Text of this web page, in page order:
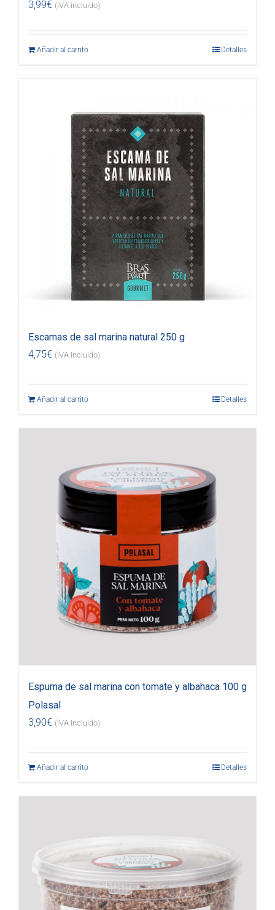
3,99€ (IVA incluido)
Añadir al carrito Detalles
Escamas de sal marina natural 250 g
4,75€ (IVA incluido)
Añadir al carrito Detalles
Espuma de sal marina con tomate y albahaca 100 g
Polasal
3,90€ (IVA incluido)
Añadir al carrito Detalles